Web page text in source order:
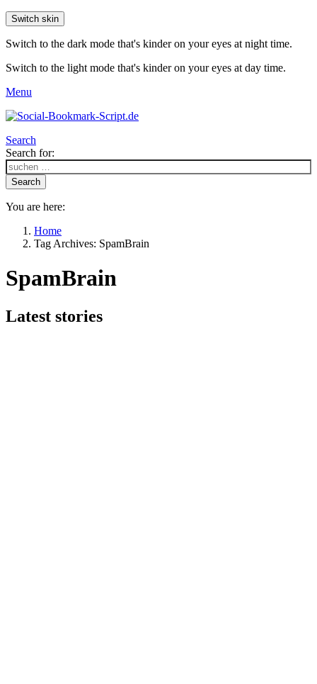
Switch skin
Switch to the dark mode that's kinder on your eyes at night time.
Switch to the light mode that's kinder on your eyes at day time.
Menu
Search
Search for:
Search
You are here:
Home
Tag Archives: SpamBrain
SpamBrain
Latest stories